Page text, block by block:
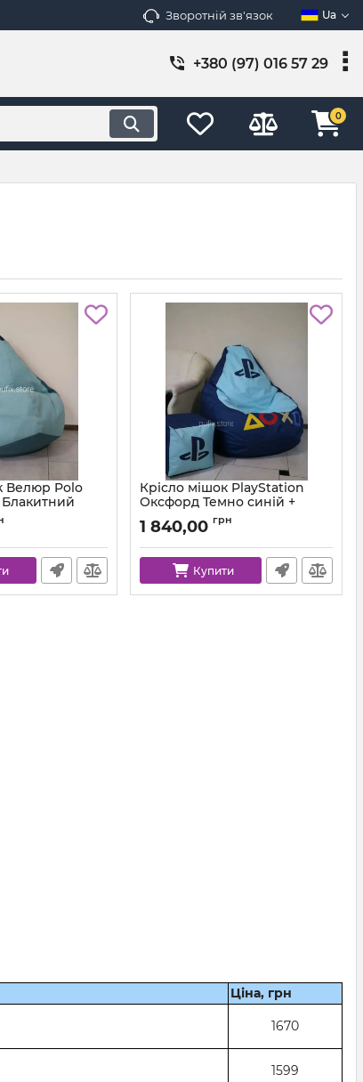
Зворотній зв'язок Ua
+380 (97) 016 57 29
0
Велюр Polo
12-l
Крісло мішок PlayStation
Оксфорд Темно синій +
Артикул: km-ps-ox-330-203-xl
1 840,00 грн
Купити
Ціна, грн
1670
1599